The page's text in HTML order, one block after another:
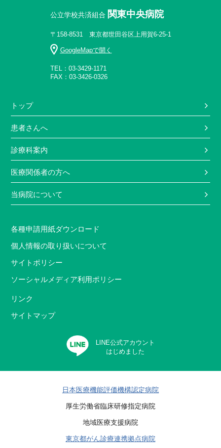
公立学校共済組合 関東中央病院
〒158-8531 東京都世田谷区上用賀6-25-1
GoogleMapで開く
TEL：03-3429-1171
FAX：03-3426-0326
トップ
患者さんへ
診療科案内
医療関係者の方へ
当病院について
各種申請用紙ダウンロード
個人情報の取り扱いについて
サイトポリシー
ソーシャルメディア利用ポリシー
リンク
サイトマップ
LINE公式アカウント
はじめました
日本医療機能評価機構認定病院
厚生労働省臨床研修指定病院
地域医療支援病院
東京都がん診療連携拠点病院